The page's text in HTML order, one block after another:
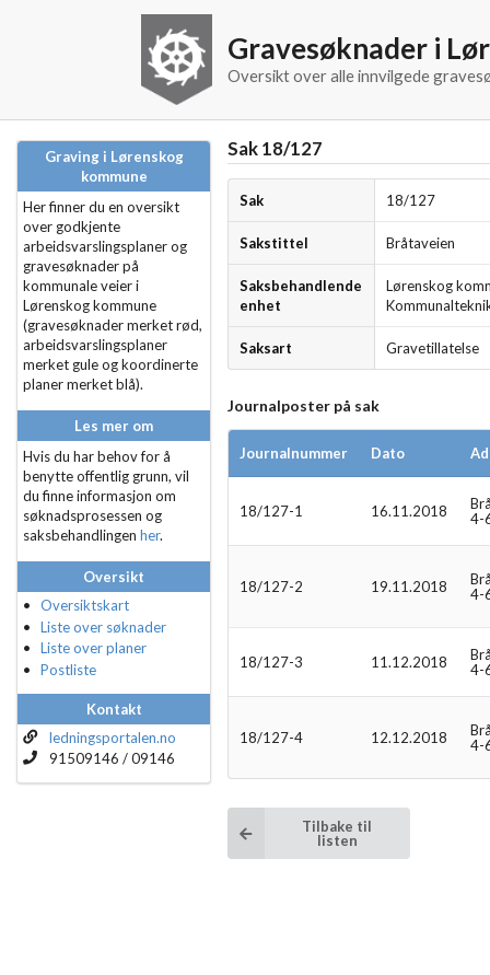
Gravesøknader i
Oversikt over alle innvilgede
Graving i Lørenskog
kommune
Her finner du en oversikt
over godkjente
arbeidsvarslingsplaner og
gravesøknader på
kommunale veier i
Lørenskog kommune
(gravesøknader merket rød,
arbeidsvarslingsplaner
merket gule og koordinerte
planer merket blå).
Les mer om
Hvis du har behov for å
benytte offentlig grunn, vil
du finne informasjon om
søknadsprosessen og
saksbehandlingen her.
Oversikt
Oversiktskart
Liste over søknader
Liste over planer
Postliste
Kontakt
ledningsportalen.no
91509146 / 09146
Sak 18/127
Sak 18/127
Sakstittel Bråtaveien
Saksbehandlende
enhet
Lørenskog
Saksart Gravetillatelse
Journalposter på sak
Journalnummer Dato
18/127-1 16.11.2018
4-
18/127-2 19.11.2018
4-
18/127-3 11.12.2018
4-
18/127-4 12.12.2018
4-
Tilbake til
listen